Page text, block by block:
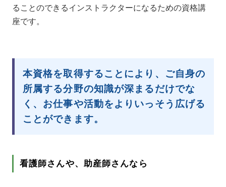
ることのできるインストラクターになるための資格講
座です。
本資格を取得することにより、ご自身の
所属する分野の知識が深まるだけでな
く、お仕事や活動をよりいっそう広げる
ことができます。
看護師さんや、助産師さんなら